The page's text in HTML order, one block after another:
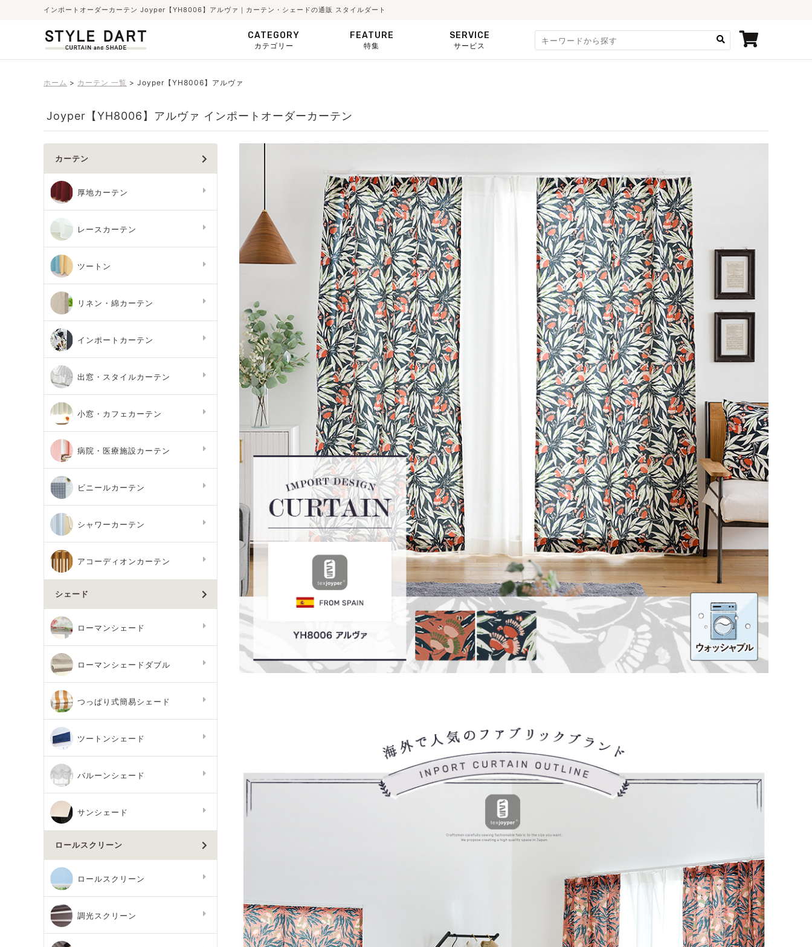
インポートオーダーカーテン Joyper【YH8006】アルヴァ｜カーテン・シェードの通販 スタイルダート
CATEGORY
カテゴリー
FEATURE
特集
SERVICE
サービス
ホーム カーテン 一覧 Joyper【YH8006】アルヴァ
Joyper【YH8006】アルヴァ インポートオーダーカーテン
カーテン
厚地カーテン
レースカーテン
ツートン
リネン・綿カーテン
インポートカーテン
出窓・スタイルカーテン
小窓・カフェカーテン
病院・医療施設カーテン
ビニールカーテン
シャワーカーテン
アコーディオンカーテン
シェード
ローマンシェード
ローマンシェードダブル
つっぱり式簡易シェード
ツートンシェード
バルーンシェード
サンシェード
ロールスクリーン
ロールスクリーン
調光スクリーン